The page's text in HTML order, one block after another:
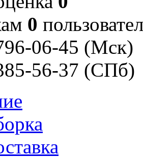
0
06-45 (Мск)
56-37 (СПб)